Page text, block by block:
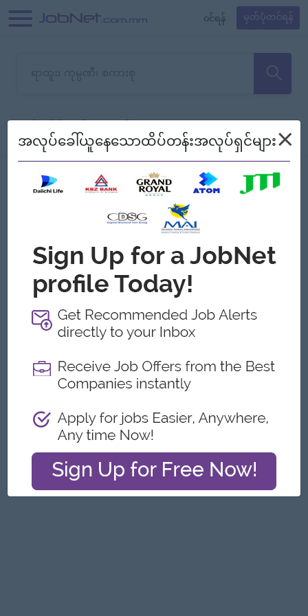
၀င်ရန် မှတ်ပုံတင်ရန်
သော အလုပ်မရှိသေးပါ။
စစ်ရန် စဉ်၍ကြည့်မည်
အလုပ်ခေါ်ယူနေသောထိပ်တန်းအလုပ်ရှင်များ×